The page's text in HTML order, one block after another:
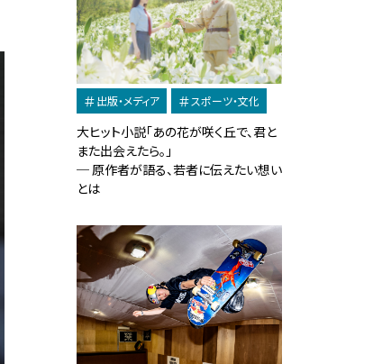
出版・メディア スポーツ・文化
大ヒット小説「あの花が咲く丘で、君と
また出会えたら。」
─ 原作者が語る、若者に伝えたい想い
とは